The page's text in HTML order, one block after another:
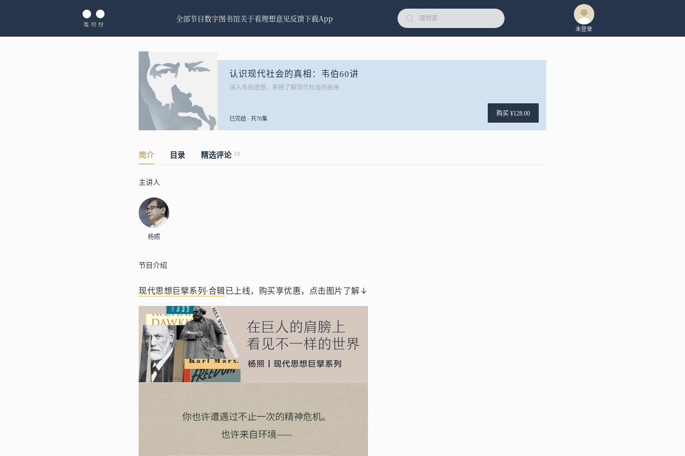
全部节目数字图书馆关于看理想意见反馈下载App
未登录
认识现代社会的真相：韦伯60讲
深入韦伯思想，系统了解现代社会的由来
已完结 · 共70集
购买 ¥128.00
简介 目录 精选评论 19
主讲人
杨照
节目介绍
现代思想巨擘系列·合辑已上线，购买享优惠，点击图片了解↓